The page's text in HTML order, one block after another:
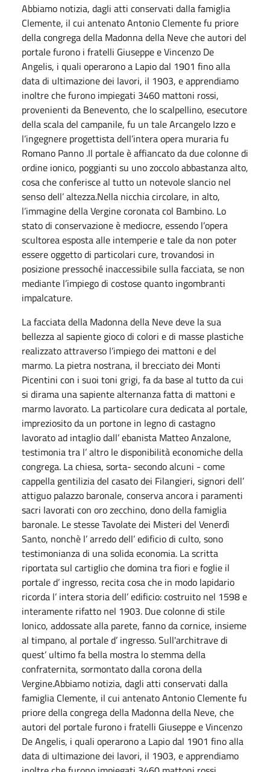
Abbiamo notizia, dagli atti conservati dalla famiglia
Clemente, il cui antenato Antonio Clemente fu priore
della congrega della Madonna della Neve che autori del
portale furono i fratelli Giuseppe e Vincenzo De
Angelis, i quali operarono a Lapio dal 1901 fino alla
data di ultimazione dei lavori, il 1903, e apprendiamo
inoltre che furono impiegati 3460 mattoni rossi,
provenienti da Benevento, che lo scalpellino, esecutore
della scala del campanile, fu un tale Arcangelo Izzo e
l’ingegnere progettista dell’intera opera muraria fu
Romano Panno .Il portale è affiancato da due colonne di
ordine ionico, poggianti su uno zoccolo abbastanza alto,
cosa che conferisce al tutto un notevole slancio nel
senso dell’ altezza.Nella nicchia circolare, in alto,
l’immagine della Vergine coronata col Bambino. Lo
stato di conservazione è mediocre, essendo l’opera
scultorea esposta alle intemperie e tale da non poter
essere oggetto di particolari cure, trovandosi in
posizione pressoché inaccessibile sulla facciata, se non
mediante l’impiego di costose quanto ingombranti
impalcature.
La facciata della Madonna della Neve deve la sua
bellezza al sapiente gioco di colori e di masse plastiche
realizzato attraverso l’impiego dei mattoni e del
marmo. La pietra nostrana, il brecciato dei Monti
Picentini con i suoi toni grigi, fa da base al tutto da cui
si dirama una sapiente alternanza fatta di mattoni e
marmo lavorato. La particolare cura dedicata al portale,
impreziosito da un portone in legno di castagno
lavorato ad intaglio dall’ ebanista Matteo Anzalone,
testimonia tra l’ altro le disponibilità economiche della
congrega. La chiesa, sorta- secondo alcuni - come
cappella gentilizia del casato dei Filangieri, signori dell’
attiguo palazzo baronale, conserva ancora i paramenti
sacri lavorati con oro zecchino, dono della famiglia
baronale. Le stesse Tavolate dei Misteri del Venerdì
Santo, nonchè l’ arredo dell’ edificio di culto, sono
testimonianza di una solida economia. La scritta
riportata sul cartiglio che domina tra fiori e foglie il
portale d’ ingresso, recita cosa che in modo lapidario
ricorda l’ intera storia dell’ edificio: costruito nel 1598 e
interamente rifatto nel 1903. Due colonne di stile
Ionico, addossate alla parete, fanno da cornice, insieme
al timpano, al portale d’ ingresso. Sull'architrave di
quest’ ultimo fa bella mostra lo stemma della
confraternita, sormontato dalla corona della
Vergine.Abbiamo notizia, dagli atti conservati dalla
famiglia Clemente, il cui antenato Antonio Clemente fu
priore della congrega della Madonna della Neve, che
autori del portale furono i fratelli Giuseppe e Vincenzo
De Angelis, i quali operarono a Lapio dal 1901 fino alla
data di ultimazione dei lavori, il 1903, e apprendiamo